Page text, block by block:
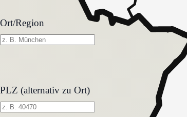
Ort/Region
PLZ (alternativ zu Ort)